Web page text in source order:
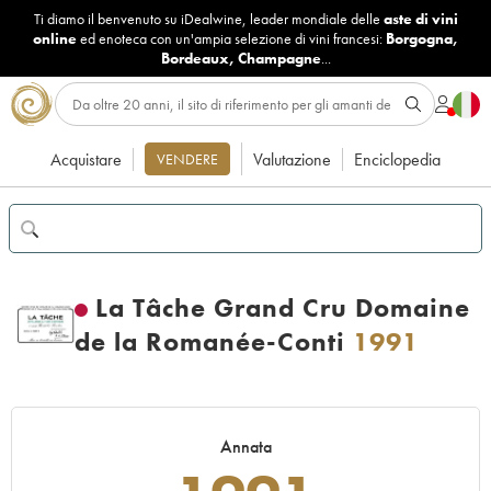
Ti diamo il benvenuto su iDealwine, leader mondiale delle aste di vini
onlineed enoteca con un'ampia selezione di vini francesi: Borgogna,
Bordeaux, Champagne...
Acquistare VENDERE Valutazione Enciclopedia
La Tâche Grand Cru Domaine
de la Romanée-Conti 1991
Annata